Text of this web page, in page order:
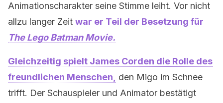
Animationscharakter seine Stimme leiht. Vor nicht
allzu langer Zeit war er Teil der Besetzung für
The Lego Batman Movie.
Gleichzeitig spielt James Corden die Rolle des
freundlichen Menschen,
den Migo im Schnee
trifft. Der Schauspieler und Animator bestätigt